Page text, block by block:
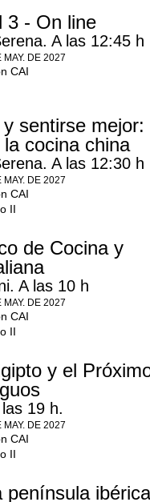
3 - On line
A las 12:45 h
MAY. DE 2027
CAI
sentirse mejor:
cocina china
A las 12:30 h
MAY. DE 2027
CAI
II
de Cocina y
A las 10 h
MAY. DE 2027
CAI
II
y el
19 h.
MAY. DE 2027
CAI
II
península